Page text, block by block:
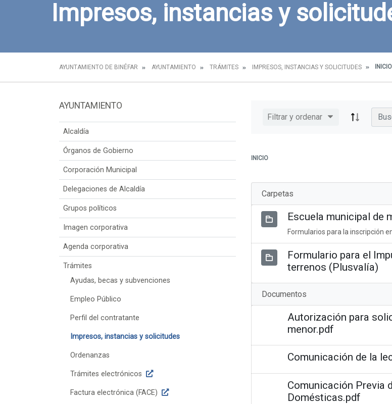
Impresos, instancias y
AYUNTAMIENTO DE BINÉFAR AYUNTAMIENTO TRÁMITES IMPRESOS, INSTANCIAS Y SOLICITUDES INICIO
AYUNTAMIENTO
Alcaldía
Órganos de Gobierno
Corporación Municipal
Delegaciones de Alcaldía
Grupos políticos
Imagen corporativa
Agenda corporativa
Trámites
Ayudas, becas y subvenciones
Empleo Público
Perfil del contratante
Impresos, instancias y solicitudes
Ordenanzas
Trámites electrónicos
Factura electrónica (FACE)
Filtrar y ordenar
INICIO
Carpetas
Escuela municipal de
Formularios para la inscripción
Formulario para el
terrenos (Plusvalía)
Documentos
Autorización para
menor.pdf
Comunicación de la
Comunicación Previa
Domésticas.pdf